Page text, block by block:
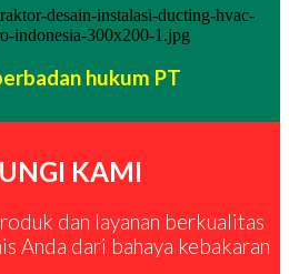
hukum PT
KAMI
dan layanan berkualitas
Anda dari bahaya kebakaran